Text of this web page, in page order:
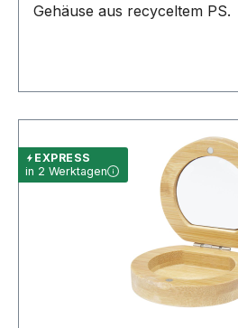
Gehäuse aus recyceltem PS.
EXPRESS
in 2 Werktagen